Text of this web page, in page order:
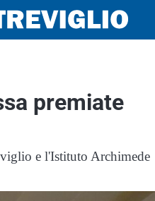
premiate
e l'Istituto Archimede